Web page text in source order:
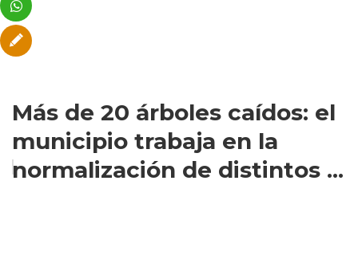
Más de 20 árboles caídos: el
municipio trabaja en la
normalización de distintos ...